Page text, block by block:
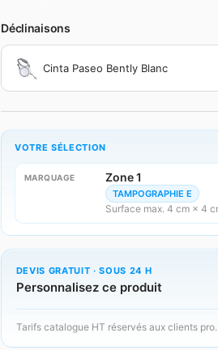
Déclinaisons
Cinta Paseo Bently Blanc
VOTRE SÉLECTION
MARQUAGE Zone 1
TAMPOGRAPHIE E
Surface max. 4 cm × 4
DEVIS GRATUIT · SOUS 24 H
Personnalisez ce produit
Tarifs catalogue HT réservés aux clients pro.